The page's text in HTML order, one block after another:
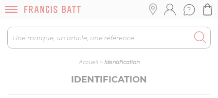
Accueil> Identification
IDENTIFICATION